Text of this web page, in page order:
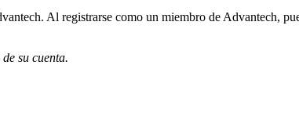
Al registrarse como un miembro de Advantech,
su cuenta.